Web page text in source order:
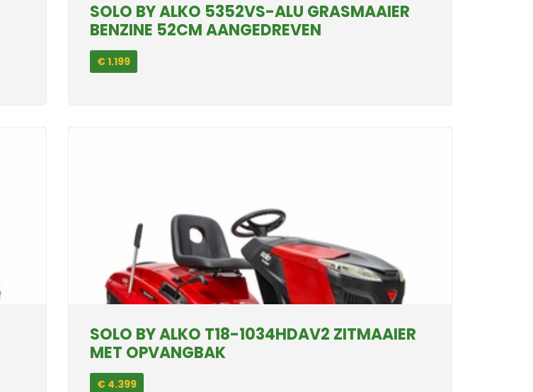
SOLO BY ALKO 5352VS-ALU GRASMAAIER
BENZINE 52CM AANGEDREVEN
€ 1.199
SOLO BY ALKO T18-1034HDAV2 ZITMAAIER
MET OPVANGBAK
€ 4.399